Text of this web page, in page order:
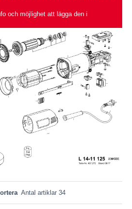
och möjlighet att lägga den i
Antal artiklar 34